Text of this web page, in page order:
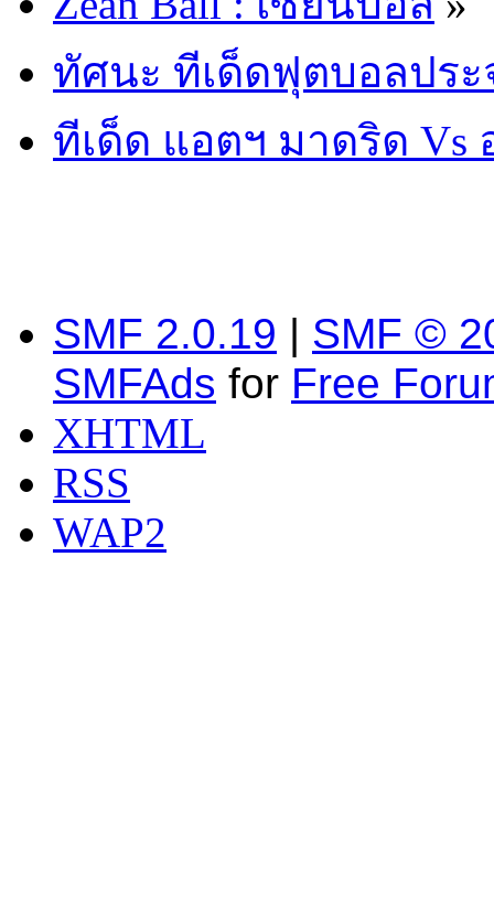
ทัศนะ ทีเด็ดฟุตบอลประ
ทีเด็ด แอตฯ มาดริด Vs
SMF 2.0.19 | SMF ©
SMFAds for Free
XHTML
RSS
WAP2